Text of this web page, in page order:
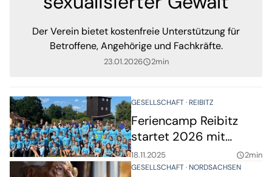
Der Verein bietet kostenfreie Unterstützung für
Betroffene, Angehörige und Fachkräfte.
23.01.2026query_builder2min
GESELLSCHAFT REIBITZ
Feriencamp Reibitz
startet 2026 mit
komplett neuem
Programm
18.11.2025 query_builder2min
GESELLSCHAFT NORDSACHSEN